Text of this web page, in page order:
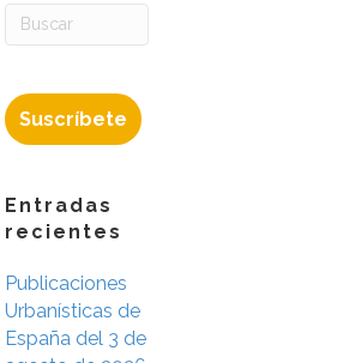
Suscríbete
Entradas
recientes
Publicaciones
Urbanísticas de
España del 3 de